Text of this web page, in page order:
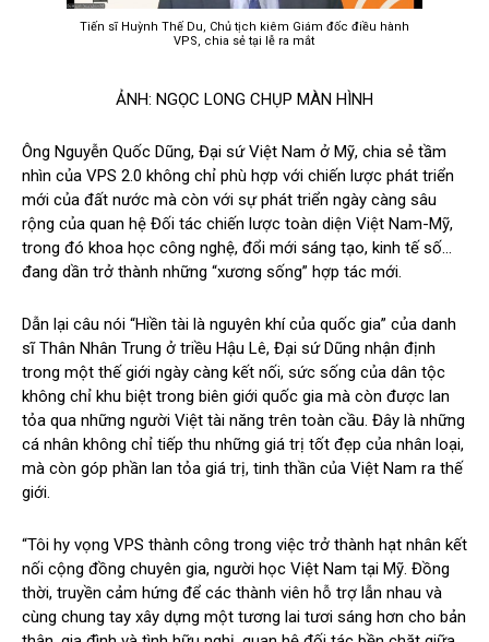
Tiến sĩ Huỳnh Thế Du, Chủ tịch kiêm Giám đốc điều hành
VPS, chia sẻ tại lễ ra mắt
ẢNH: NGỌC LONG CHỤP MÀN HÌNH
Ông Nguyễn Quốc Dũng, Đại sứ Việt Nam ở Mỹ, chia sẻ tầm
nhìn của VPS 2.0 không chỉ phù hợp với chiến lược phát triển
mới của đất nước mà còn với sự phát triển ngày càng sâu
rộng của quan hệ Đối tác chiến lược toàn diện Việt Nam-Mỹ,
trong đó khoa học công nghệ, đổi mới sáng tạo, kinh tế số…
đang dần trở thành những “xương sống” hợp tác mới.
Dẫn lại câu nói “Hiền tài là nguyên khí của quốc gia” của danh
sĩ Thân Nhân Trung ở triều Hậu Lê, Đại sứ Dũng nhận định
trong một thế giới ngày càng kết nối, sức sống của dân tộc
không chỉ khu biệt trong biên giới quốc gia mà còn được lan
tỏa qua những người Việt tài năng trên toàn cầu. Đây là những
cá nhân không chỉ tiếp thu những giá trị tốt đẹp của nhân loại,
mà còn góp phần lan tỏa giá trị, tinh thần của Việt Nam ra thế
giới.
“Tôi hy vọng VPS thành công trong việc trở thành hạt nhân kết
nối cộng đồng chuyên gia, người học Việt Nam tại Mỹ. Đồng
thời, truyền cảm hứng để các thành viên hỗ trợ lẫn nhau và
cùng chung tay xây dựng một tương lai tươi sáng hơn cho bản